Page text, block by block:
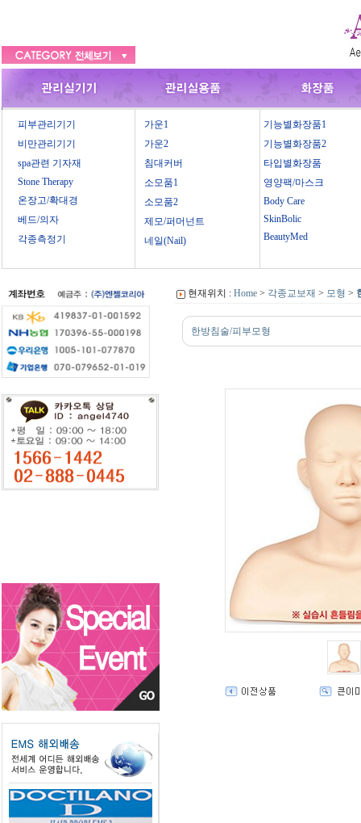
피부관리기기
비만관리기기
spa관련 기자재
Stone Therapy
온장고/확대경
베드/의자
각종측정기
가운1
가운2
침대커버
소모품1
소모품2
제모/퍼머넌트
네일(Nail)
기능별화장품1
기능별화장품2
타입별화장품
영양팩/마스크
Body Care
SkinBolic
BeautyMed
현재위치 : Home > 각종교보재 > 모형 >
한방침술/피부모형